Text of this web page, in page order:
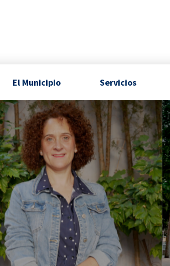
El Municipio Servicios